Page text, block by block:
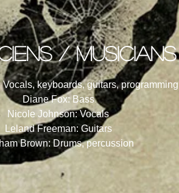
/ musicians
keyboards, guitars, programming
Diane Fox: Bass
Nicole Johnson: Vocals
Leland Freeman: Guitars
Brown: Drums, percussion